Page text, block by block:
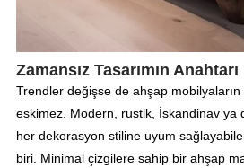
Zamansız Tasarımın Anahtarı
Trendler değişse de ahşap mobilyaların
eskimez. Modern, rustik, İskandinav
her dekorasyon stiline uyum
biri. Minimal çizgilere sahip bir ahşap